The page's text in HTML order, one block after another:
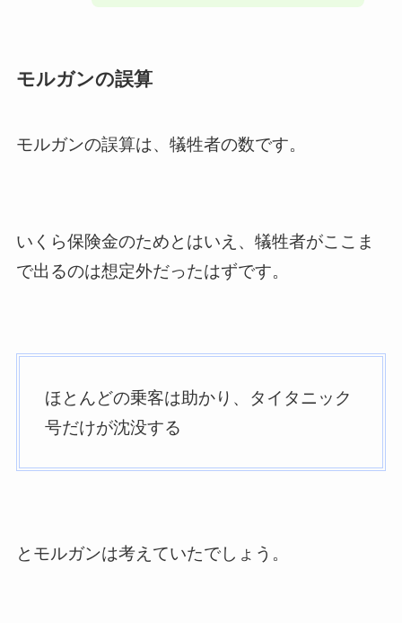
モルガンの誤算
モルガンの誤算は、犠牲者の数です。
いくら保険金のためとはいえ、犠牲者がここま
で出るのは想定外だったはずです。
ほとんどの乗客は助かり、タイタニック
号だけが沈没する
とモルガンは考えていたでしょう。